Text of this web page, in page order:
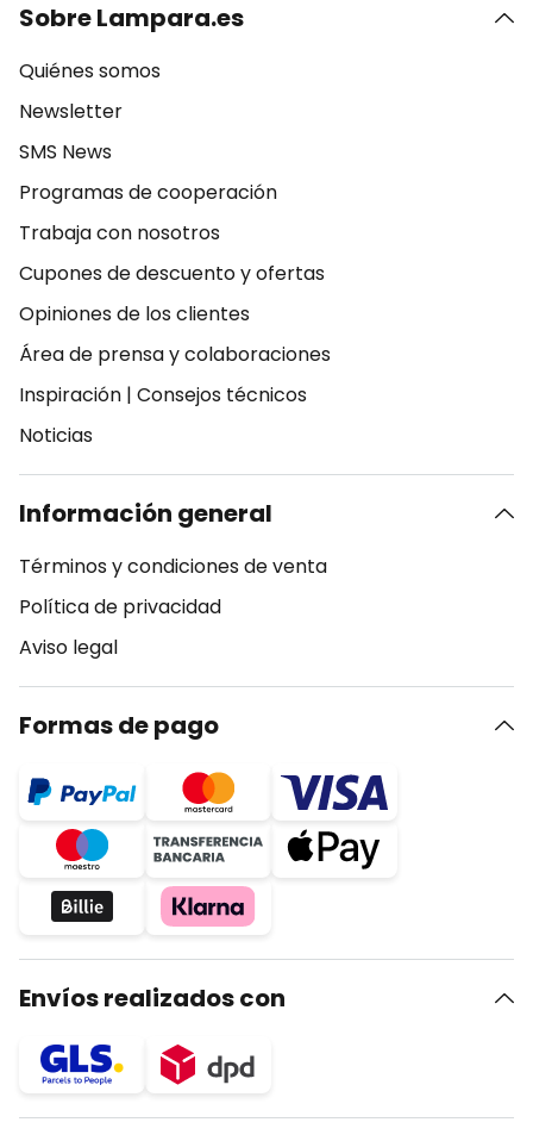
Sobre Lampara.es
Quiénes somos
Newsletter
SMS News
Programas de cooperación
Trabaja con nosotros
Cupones de descuento y ofertas
Opiniones de los clientes
Área de prensa y colaboraciones
Inspiración | Consejos técnicos
Noticias
Información general
Términos y condiciones de venta
Política de privacidad
Aviso legal
Formas de pago
Envíos realizados con